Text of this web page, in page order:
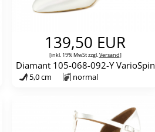
139,50 EUR
[inkl. 19% MwSt zzgl. Versand]
Diamant 105-068-092-Y VarioSpin
5,0 cm normal